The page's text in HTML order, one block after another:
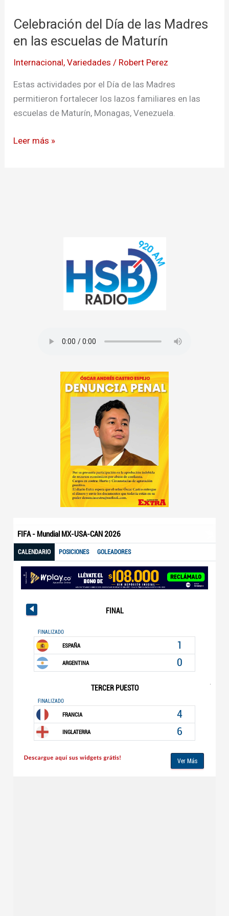
Celebración del Día de las Madres
en las escuelas de Maturín
Internacional,Variedades / Robert Perez
Estas actividades por el Día de las Madres
permitieron fortalecer los lazos familiares en las
escuelas de Maturín, Monagas, Venezuela.
Día
de
Madres
en
las
escuelas
Maturín
Leer más »